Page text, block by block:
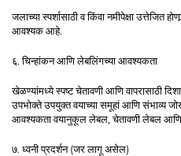
जलाच्या स्पर्शासाठी व किंवा नमीपेक्षा उत्तेजित
आवश्यक आहे.
६. चिन्हांकन आणि लेबलिंगच्या आवश्यकता
खेळण्यांमध्ये स्पष्ट चेतावणी आणि
उपभोक्ते उपयुक्त वयाच्या समूहां आणि संभाव्य
आवश्यकता वयानुकूल लेबल, चेतावणी लेबल आणि
७. ध्वनी प्रदर्शन (जर लागू असेल)